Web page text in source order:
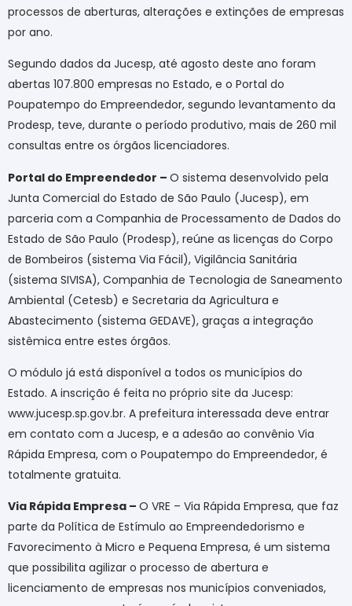
processos de aberturas, alterações e extinções de empresas
por ano.
Segundo dados da Jucesp, até agosto deste ano foram
abertas 107.800 empresas no Estado, e o Portal do
Poupatempo do Empreendedor, segundo levantamento da
Prodesp, teve, durante o período produtivo, mais de 260 mil
consultas entre os órgãos licenciadores.
Portal do Empreendedor – O sistema desenvolvido pela
Junta Comercial do Estado de São Paulo (Jucesp), em
parceria com a Companhia de Processamento de Dados do
Estado de São Paulo (Prodesp), reúne as licenças do Corpo
de Bombeiros (sistema Via Fácil), Vigilância Sanitária
(sistema SIVISA), Companhia de Tecnologia de Saneamento
Ambiental (Cetesb) e Secretaria da Agricultura e
Abastecimento (sistema GEDAVE), graças a integração
sistêmica entre estes órgãos.
O módulo já está disponível a todos os municípios do
Estado. A inscrição é feita no próprio site da Jucesp:
www.jucesp.sp.gov.br. A prefeitura interessada deve entrar
em contato com a Jucesp, e a adesão ao convênio Via
Rápida Empresa, com o Poupatempo do Empreendedor, é
totalmente gratuita.
Via Rápida Empresa – O VRE – Via Rápida Empresa, que faz
parte da Política de Estímulo ao Empreendedorismo e
Favorecimento à Micro e Pequena Empresa, é um sistema
que possibilita agilizar o processo de abertura e
licenciamento de empresas nos municípios conveniados,